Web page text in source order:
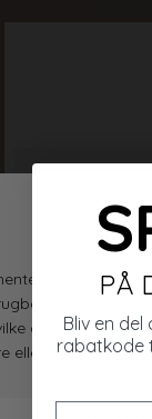
PÅ
Bliv en
rabatkode